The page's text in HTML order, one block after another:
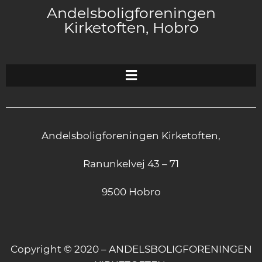
Andelsboligforeningen
Kirketoften, Hobro
Andelsboligforeningen Kirketoften,
Ranunkelvej 43 – 71
9500 Hobro
Copyright © 2020 – ANDELSBOLIGFORENINGEN